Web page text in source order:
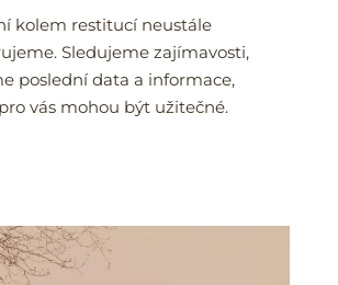
kolem restitucí neustále
Sledujeme zajímavosti,
poslední data a informace,
vás mohou být užitečné.